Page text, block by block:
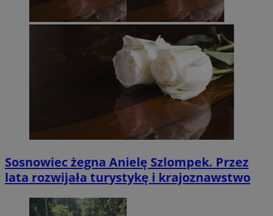
Sosnowiec żegna Anielę Szlompek. Przez
lata rozwijała turystykę i krajoznawstwo